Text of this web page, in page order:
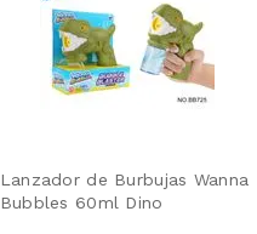
Lanzador de Burbujas Wanna
Bubbles 60ml Dino